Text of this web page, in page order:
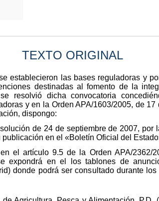
TEXTO ORIGINAL
establecieron las bases reguladoras y
destinadas al fomento de la
resolvió dicha convocatoria
y en la Orden APA/1603/2005, de
dispongo:
de 24 de septiembre de 2007,
en el «Boletín Oficial del
el artículo 9.5 de la Orden APA/
expondrá en el los tablones de
donde podrá ser consultado durante